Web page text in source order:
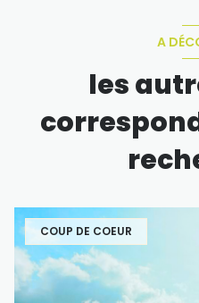
A
les
COUP DE COEUR